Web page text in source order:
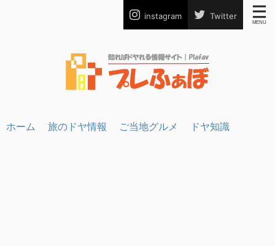
instagram Twitter
ホーム 旅のドヤ情報 ご当地グルメ ドヤ知識